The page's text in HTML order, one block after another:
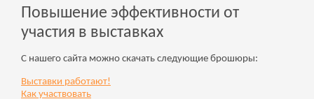
Повышение эффективности от
участия в выставках
С нашего сайта можно скачать следующие брошюры:
Выставки работают!
Как участвовать